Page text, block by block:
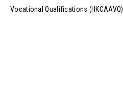
Vocational Qualifications (HKCAAVQ).